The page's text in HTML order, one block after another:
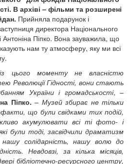
В архіві – фільми та розширені
Прийняла подарунок і
директора Національного
Антоніна Піпко. Вона зауважила, що
нам ту атмосферу, яку ми всі
цього моменту не власністю
Революції Гідності, вони стають
України і громадськості, –
Піпко. – Музей збирає не тільки
що були свідками тих подій,
акумулювати всі ті фото- і
були тоді, засвідчили драматизм
солідарність, нашу волю до
Невдовзі, за кілька місяців,
бібліотечно-ресурсного центру,